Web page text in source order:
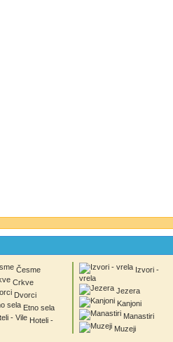
Česme
Crkve
Dvorci
Etno sela
Hoteli -
Izvori -
vrela
Jezera
Kanjoni
Manastiri
Muzeji